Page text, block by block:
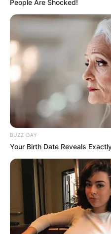
People Are Shocked!
BUZZ DAY
Your Birth Date Reveals